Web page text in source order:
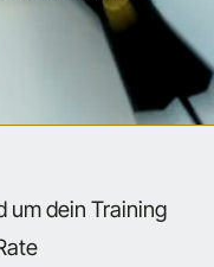
um dein Training